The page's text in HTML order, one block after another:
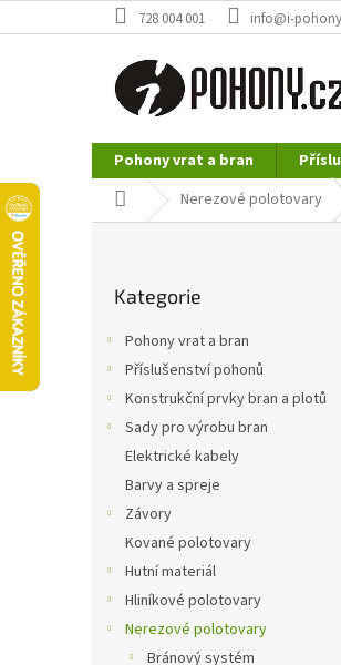
na
728 004 001 info@i-
Pohony vrat a bran
Nerezové polotovary
Domů Nerezové polotovary
kategorie
Kategorie
Pohony vrat a bran
Příslušenství pohonů
Konstrukční prvky bran a plotů
Sady pro výrobu bran
Elektrické kabely
Barvy a spreje
Závory
Kované polotovary
Hutní materiál
Hliníkové polotovary
Nerezové polotovary
Bránový systém